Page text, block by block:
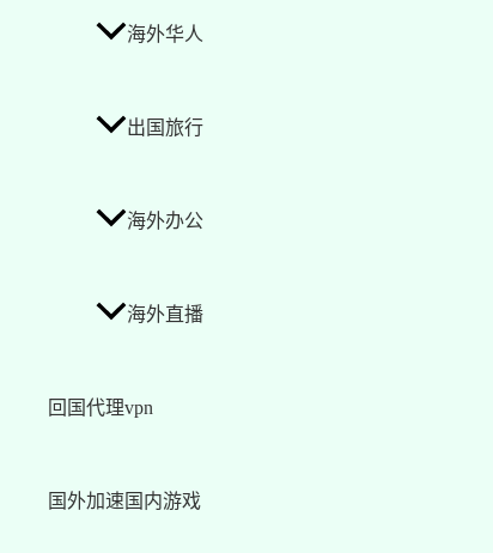
海外华人
出国旅行
海外办公
海外直播
回国代理vpn
国外加速国内游戏